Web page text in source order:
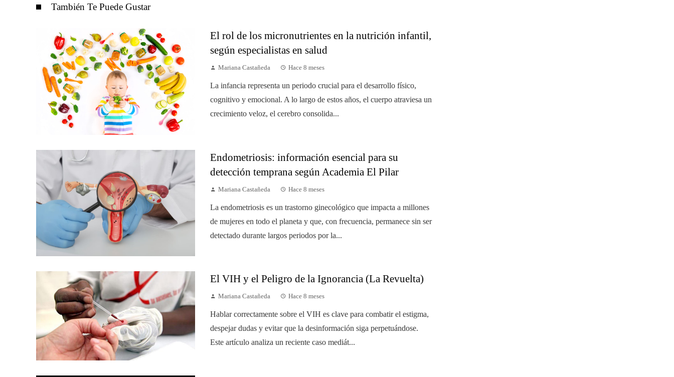
También Te Puede Gustar
El rol de los micronutrientes en la nutrición infantil,
según especialistas en salud
Mariana Castañeda Hace 8 meses
La infancia representa un periodo crucial para el desarrollo físico,
cognitivo y emocional. A lo largo de estos años, el cuerpo atraviesa un
crecimiento veloz, el cerebro consolida...
Endometriosis: información esencial para su
detección temprana según Academia El Pilar
Mariana Castañeda Hace 8 meses
La endometriosis es un trastorno ginecológico que impacta a millones
de mujeres en todo el planeta y que, con frecuencia, permanece sin ser
detectado durante largos periodos por la...
El VIH y el Peligro de la Ignorancia (La Revuelta)
Mariana Castañeda Hace 8 meses
Hablar correctamente sobre el VIH es clave para combatir el estigma,
despejar dudas y evitar que la desinformación siga perpetuándose.
Este artículo analiza un reciente caso mediát...